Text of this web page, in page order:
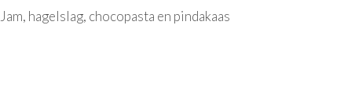
Description
Jam, hagelslag, chocopasta en pindakaas